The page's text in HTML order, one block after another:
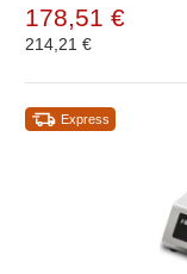
178,51 €
214,21 €
Express